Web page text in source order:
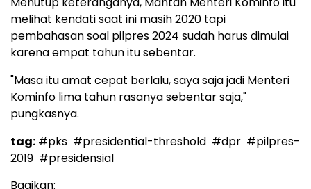
melihat kendati saat ini masih 2020 tapi
pembahasan soal pilpres 2024 sudah harus dimulai
karena empat tahun itu sebentar.
"Masa itu amat cepat berlalu, saya saja jadi Menteri
Kominfo lima tahun rasanya sebentar saja,"
pungkasnya.
tag: #pks #presidential-threshold #dpr #pilpres-
2019 #presidensial
Bagikan: